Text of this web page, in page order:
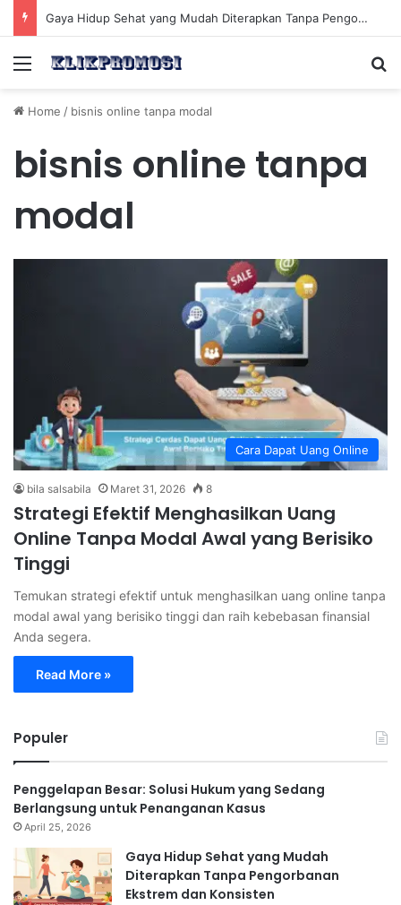
Gaya Hidup Sehat yang Mudah Diterapkan Tanpa Pengorbanan Ekstrem dan Konsisten
Menu
Home / bisnis online tanpa modal
bisnis online tanpa
modal
Cara Dapat Uang Online
bila salsabila Maret 31, 2026 8
Strategi Efektif Menghasilkan Uang
Online Tanpa Modal Awal yang Berisiko
Tinggi
Temukan strategi efektif untuk menghasilkan uang online tanpa
modal awal yang berisiko tinggi dan raih kebebasan finansial
Anda segera.
Read More »
Populer
Penggelapan Besar: Solusi Hukum yang Sedang
Berlangsung untuk Penanganan Kasus
April 25, 2026
Gaya Hidup Sehat yang Mudah
Diterapkan Tanpa Pengorbanan
Ekstrem dan Konsisten